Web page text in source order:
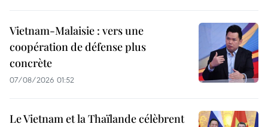
Vietnam-Malaisie : vers une
coopération de défense plus
concrète
07/08/2026 01:52
Le Vietnam et la Thaïlande célèbrent